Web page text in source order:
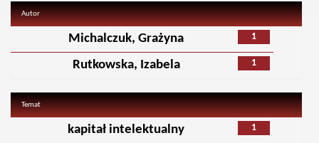
Autor
1
Michalczuk, Grażyna
1
Rutkowska, Izabela
Temat
1
kapitał intelektualny